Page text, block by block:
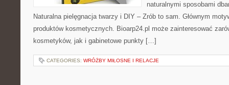
naturalnymi sposobami
Naturalna pielęgnacja twarzy i DIY – Zrób to sam. Głównym
produktów kosmetycznych. Bioarp24.pl może zainteresować
kosmetyków, jak i gabinetowe punkty […]
CATEGORIES: WRÓŻBY MIŁOSNE I RELACJE